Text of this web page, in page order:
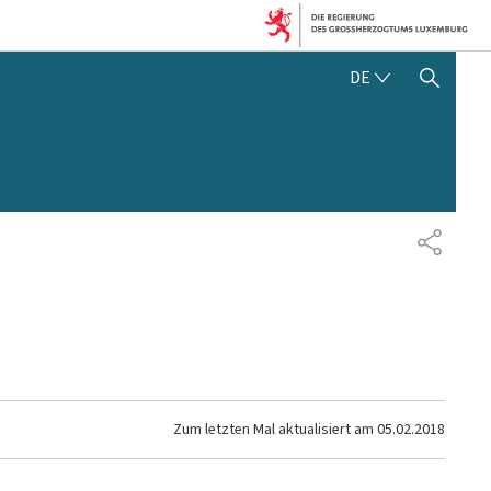
DE DEUTSCH
SUCHFLED ANZEIGEN /
TEILEN
Zum letzten Mal aktualisiert am 05.02.2018